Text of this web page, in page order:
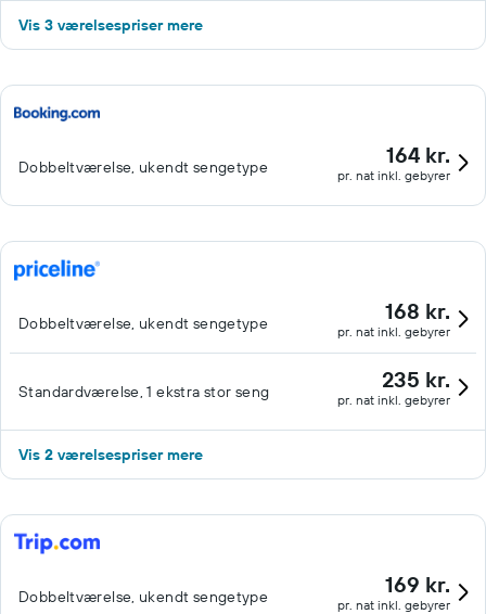
Vis 3 værelsespriser mere
Dobbeltværelse, ukendt sengetype 164 kr.
pr. nat inkl. gebyrer
Dobbeltværelse, ukendt sengetype 168 kr.
pr. nat inkl. gebyrer
Standardværelse, 1 ekstra stor seng 235 kr.
pr. nat inkl. gebyrer
Vis 2 værelsespriser mere
Dobbeltværelse, ukendt sengetype 169 kr.
pr. nat inkl. gebyrer